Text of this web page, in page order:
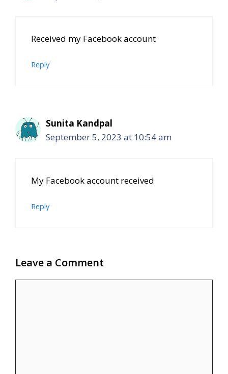
Received my Facebook account
Reply
Sunita Kandpal
September 5, 2023 at 10:54 am
My Facebook account received
Reply
Leave a Comment